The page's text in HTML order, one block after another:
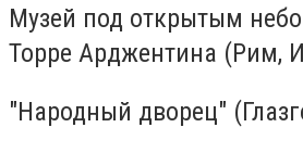
Музей под открытым
Торре Арджентина (Рим,
"Народный дворец"